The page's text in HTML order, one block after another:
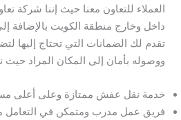
العملاء للتعاون معنا حيث إننا شركة
داخل وخارج منطقة الكويت بالإضافة
تقدم لك الضمانات التي تحتاج إليها
ووصوله بأمان إلى المكان المراد حيث
خدمة نقل عفش ممتازة وعلى أعلى
فريق عمل مدرب ومتمكن في التعامل